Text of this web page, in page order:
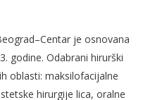
je osnovana
godine. Odabrani hirurški
oblasti: maksilofacijalne
hirurgije lica, oralne